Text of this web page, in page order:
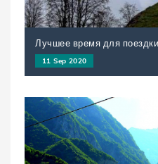
Лучшее время для
11 Sep 2020